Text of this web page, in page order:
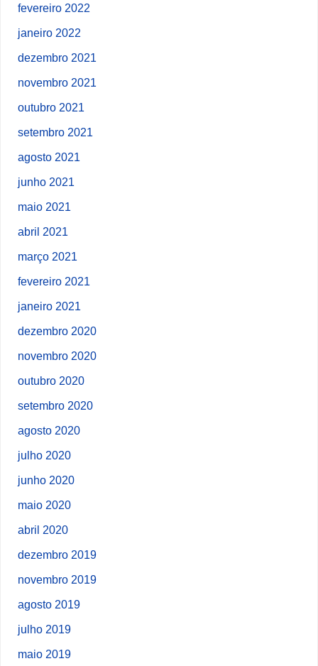
fevereiro 2022
janeiro 2022
dezembro 2021
novembro 2021
outubro 2021
setembro 2021
agosto 2021
junho 2021
maio 2021
abril 2021
março 2021
fevereiro 2021
janeiro 2021
dezembro 2020
novembro 2020
outubro 2020
setembro 2020
agosto 2020
julho 2020
junho 2020
maio 2020
abril 2020
dezembro 2019
novembro 2019
agosto 2019
julho 2019
maio 2019